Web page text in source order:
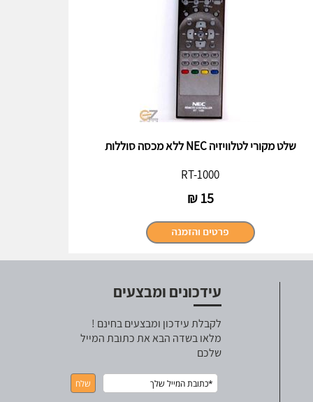
שלט מקורי לטלוויזיה NEC ללא מכסה סוללות
RT-1000
15
₪
עידכונים ומבצעים
לקבלת עידכון ומבצעים בחינם !
מלאו בשדה הבא את כתובת המייל
שלכם